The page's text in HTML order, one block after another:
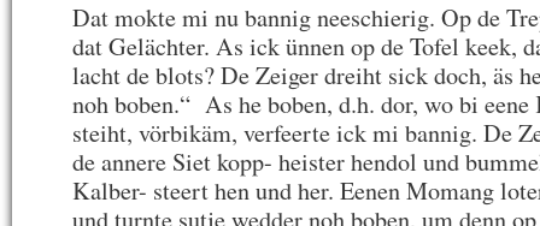
Dat mokte mi nu bannig neeschierig. Op de
dat Gelächter. As ick ünnen op de Tofel keek,
lacht de blots? De Zeiger dreiht sick doch, äs
noh boben.“ As he boben, d.h. dor, wo bi
steiht, vörbikäm, verfeerte ick mi bannig. De
de annere Siet kopp- heister hendol und
Kalber- steert hen und her. Eenen Momang
und turnte sutje wedder noh boben, um denn